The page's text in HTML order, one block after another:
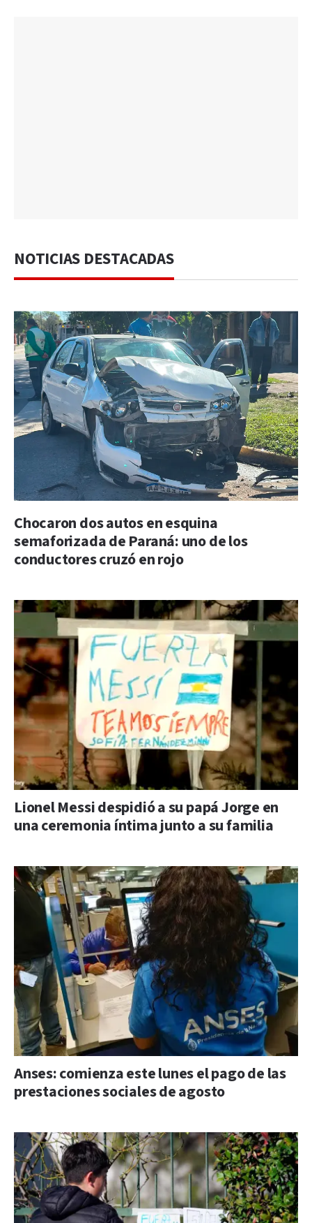
NOTICIAS DESTACADAS
Chocaron dos autos en esquina
semaforizada de Paraná: uno de los
conductores cruzó en rojo
Lionel Messi despidió a su papá Jorge en
una ceremonia íntima junto a su familia
Anses: comienza este lunes el pago de las
prestaciones sociales de agosto